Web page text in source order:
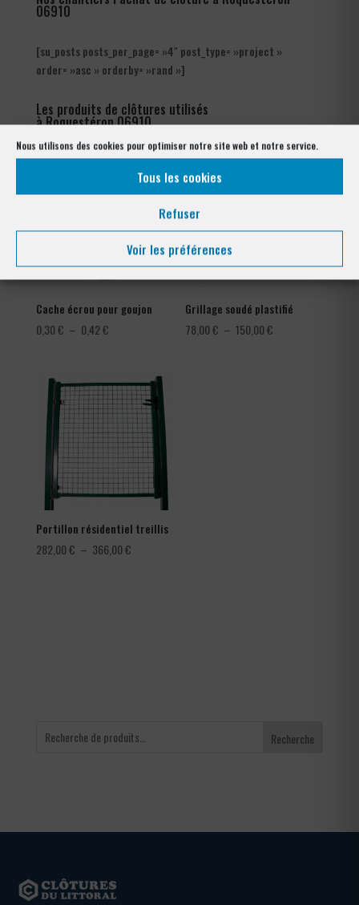
Nous utilisons des cookies pour optimiser notre site web et notre service.
Tous les cookies
Refuser
Voir les préférences
06910
[su_posts posts_per_page= »4″ post_type= »project »
order= »asc » orderby= »rand »]
Les produits de clôtures utilisés
à Roquestéron 06910
Cache écrou pour goujon
0,30€ – 0,42€Plage
0,30 €
à
Grillage soudé plastifié
78,00€ – 150,00€
Portillon résidentiel treillis
282,00€ – 366,00€Plage
Recherche